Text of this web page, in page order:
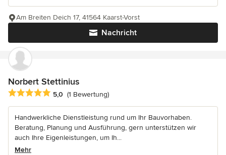
Nachricht
Am Breiten Deich 17, 41564 Kaarst-Vorst
Norbert Stettinius
Durchschnittliche Bewertung: 5 von 5 Sternen
5,0 (1 Bewertung)
Handwerkliche Dienstleistung rund um Ihr Bauvorhaben.
Beratung, Planung und Ausführung, gern unterstützen wir
auch Ihre Eigenleistungen, um Ih...
Mehr